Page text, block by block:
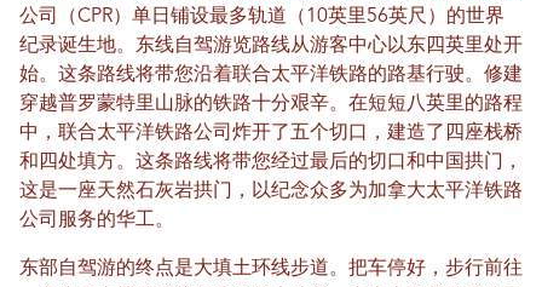
公司（CPR）单日铺设最多轨道（10英里56英尺）的世界
纪录诞生地。东线自驾游览路线从游客中心以东四英里处开
始。这条路线将带您沿着联合太平洋铁路的路基行驶。修建
穿越普罗蒙特里山脉的铁路十分艰辛。在短短八英里的路程
中，联合太平洋铁路公司炸开了五个切口，建造了四座栈桥
和四处填方。这条路线将带您经过最后的切口和中国拱门，
这是一座天然石灰岩拱门，以纪念众多为加拿大太平洋铁路
公司服务的华工。
东部自驾游的终点是大填土环线步道。把车停好，步行前往